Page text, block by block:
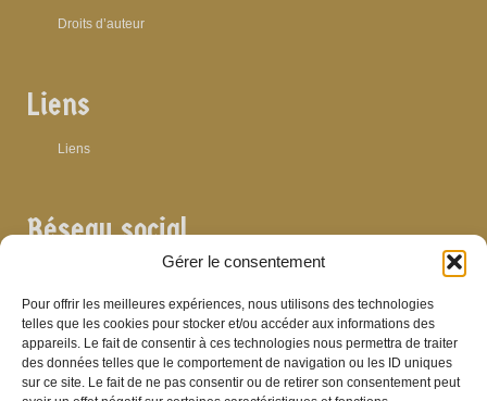
Gérer le consentement
Pour offrir les meilleures expériences, nous utilisons des technologies
telles que les cookies pour stocker et/ou accéder aux informations des
appareils. Le fait de consentir à ces technologies nous permettra de traiter
des données telles que le comportement de navigation ou les ID uniques
sur ce site. Le fait de ne pas consentir ou de retirer son consentement peut
Droits d’auteur
Liens
Liens
Réseau social
Archives
Archives